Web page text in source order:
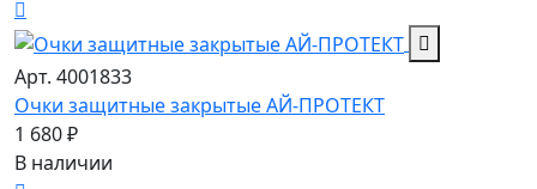
Арт. 4001833
Очки защитные закрытые АЙ-ПРОТЕКТ
1 680 ₽
В наличии